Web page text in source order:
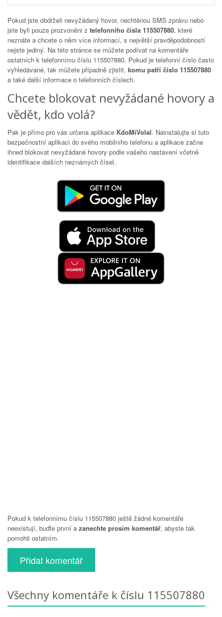
Pokud jste obdrželi nevyžádaný hovor, nechtěnou SMS zprávu nebo
jste byli pouze prozvoněni z telefonního čísla 115507880, které
neznáte a chcete o něm více informací, s největší pravděpodobností
nejste jediný. Na této stránce se můžete podívat na komentáře
ostatních k telefonnímu číslu 115507880. Pokud je telefonní číslo často
vyhledávané, tak můžete případně zjistit, komu patří číslo 115507880
a také další informace o telefonních číslech.
Chcete blokovat nevyžádané hovory a
vědět, kdo volá?
Pak je přímo pro vás určena aplikace KdoMiVolal. Nainstalujte si tuto
bezpečnostní aplikaci do svého mobilního telefonu a aplikace začne
ihned blokovat nevyžádané hovory podle vašeho nastavení včetně
identifikace dalších neznámých čísel.
Pokud k telefonnímu číslu 115507880 ještě žádné komentáře
neexistují, buďte první a zanechte prosím komentář, abyste tak
pomohli ostatním.
Přidat komentář
Všechny komentáře k číslu 115507880